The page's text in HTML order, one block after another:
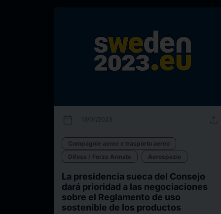
calendar_today 13/01/2023 upload
Compagnie aeree e trasporto aereo
Difesa / Forze Armate
Aerospazio
La presidencia sueca del Consejo
dará prioridad a las negociaciones
sobre el Reglamento de uso
sostenible de los productos